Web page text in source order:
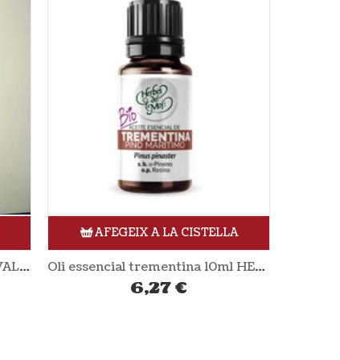
Oli essencial trementina 10ml HERBES DEL MOLÍ
AFEGEIX A LA CISTELLA
Oli d’oliva verge extra 2,5L CAMPOMAR
24,83€